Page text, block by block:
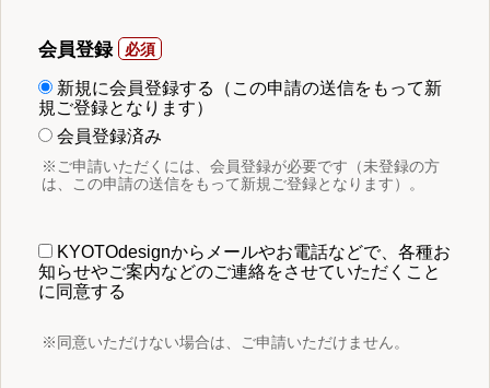
会員登録
新規に会員登録する（この申請の送信をもって新
規ご登録となります）
会員登録済み
※ご申請いただくには、会員登録が必要です（未登録の方
は、この申請の送信をもって新規ご登録となります）。
KYOTOdesignからメールやお電話などで、各種お
知らせやご案内などのご連絡をさせていただくこと
に同意する
※同意いただけない場合は、ご申請いただけません。